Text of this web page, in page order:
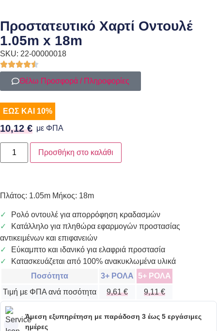
Προστατευτικό Χαρτί Οντουλέ
1.05m x 18m
SKU: 22-00000018
Θέλω Προσφορά / Πληροφορίες
ΕΩΣ ΚΑΙ 10%
10,12€ με ΦΠΑ
Προσθήκη στο καλάθι
Πλάτος: 1.05m Μήκος: 18m
Ρολό οντουλέ για απορρόφηση κραδασμών
Κατάλληλο για πληθώρα εφαρμογών προστασίας
αντικειμένων και επιφανειών
Εύκαμπτο και ιδανικό για ελαφριά προστασία
Κατασκευάζεται από 100% ανακυκλωμένα υλικά
Ποσότητα
3+ ΡΟΛΑ
5+ ΡΟΛΑ
Τιμή με ΦΠΑ ανά ποσότητα
9,61€ 9,11€
Άμεση εξυπηρέτηση με παράδοση 3 έως 5 εργάσιμες
ημέρες